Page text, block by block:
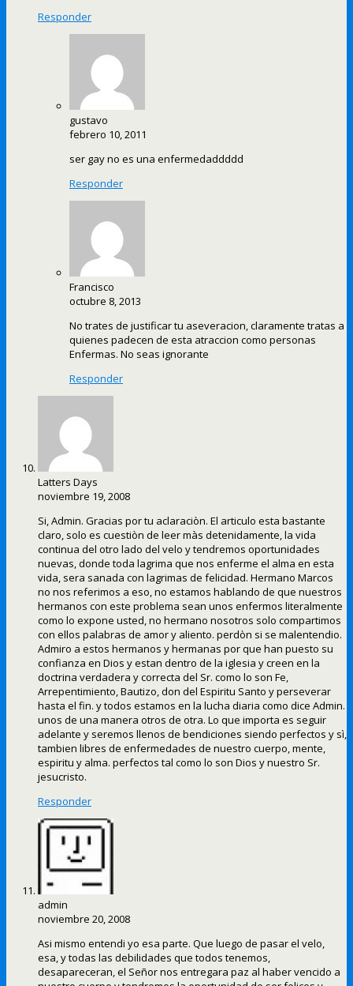
Responder
gustavo
febrero 10, 2011
ser gay no es una enfermedaddddd
Responder
Francisco
octubre 8, 2013
No trates de justificar tu aseveracion, claramente tratas a
quienes padecen de esta atraccion como personas
Enfermas. No seas ignorante
Responder
Latters Days
noviembre 19, 2008
Si, Admin. Gracias por tu aclaraciòn. El articulo esta bastante
claro, solo es cuestiòn de leer màs detenidamente, la vida
continua del otro lado del velo y tendremos oportunidades
nuevas, donde toda lagrima que nos enferme el alma en esta
vida, sera sanada con lagrimas de felicidad. Hermano Marcos
no nos referimos a eso, no estamos hablando de que nuestros
hermanos con este problema sean unos enfermos literalmente
como lo expone usted, no hermano nosotros solo compartimos
con ellos palabras de amor y aliento. perdòn si se malentendio.
Admiro a estos hermanos y hermanas por que han puesto su
confianza en Dios y estan dentro de la iglesia y creen en la
doctrina verdadera y correcta del Sr. como lo son Fe,
Arrepentimiento, Bautizo, don del Espiritu Santo y perseverar
hasta el fin. y todos estamos en la lucha diaria como dice Admin.
unos de una manera otros de otra. Lo que importa es seguir
adelante y seremos llenos de bendiciones siendo perfectos y sì,
tambien libres de enfermedades de nuestro cuerpo, mente,
espiritu y alma. perfectos tal como lo son Dios y nuestro Sr.
jesucristo.
Responder
admin
noviembre 20, 2008
Asi mismo entendi yo esa parte. Que luego de pasar el velo,
esa, y todas las debilidades que todos tenemos,
desapareceran, el Señor nos entregara paz al haber vencido a